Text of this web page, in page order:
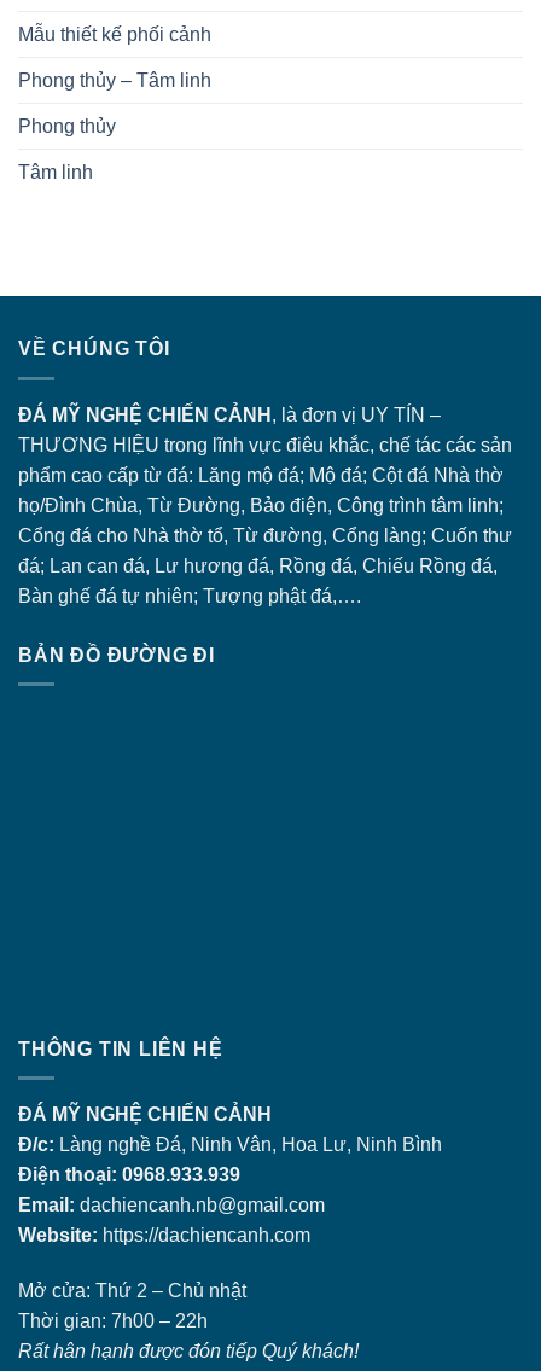
Mẫu thiết kế phối cảnh
Phong thủy – Tâm linh
Phong thủy
Tâm linh
VỀ CHÚNG TÔI
ĐÁ MỸ NGHỆ CHIẾN CẢNH , là đơn vị UY TÍN –
THƯƠNG HIỆU trong lĩnh vực điêu khắc, chế tác các sản
phẩm cao cấp từ đá: Lăng mộ đá; Mộ đá; Cột đá Nhà thờ
họ/Đình Chùa, Từ Đường, Bảo điện, Công trình tâm linh;
Cổng đá cho Nhà thờ tổ, Từ đường, Cổng làng; Cuốn thư
đá; Lan can đá, Lư hương đá, Rồng đá, Chiếu Rồng đá,
Bàn ghế đá tự nhiên; Tượng phật đá,….
BẢN ĐỒ ĐƯỜNG ĐI
THÔNG TIN LIÊN HỆ
ĐÁ MỸ NGHỆ CHIẾN CẢNH
Đ/c: Làng nghề Đá, Ninh Vân, Hoa Lư, Ninh Bình
Điện thoại: 0968.933.939
Email: dachiencanh.nb@gmail.com
Website: https://dachiencanh.com
Mở cửa: Thứ 2 – Chủ nhật
Thời gian: 7h00 – 22h
Rất hân hạnh được đón tiếp Quý khách!